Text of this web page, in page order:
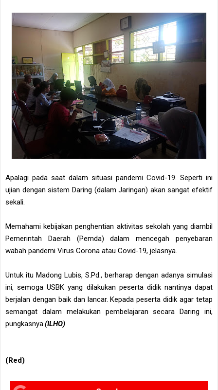
Apalagi pada saat dalam situasi pandemi Covid-19. Seperti ini
ujian dengan sistem Daring (dalam Jaringan) akan sangat efektif
sekali.
Memahami kebijakan penghentian aktivitas sekolah yang diambil
Pemerintah Daerah (Pemda) dalam mencegah penyebaran
wabah pandemi Virus Corona atau Covid-19, jelasnya.
Untuk itu Madong Lubis, S.Pd., berharap dengan adanya simulasi
ini, semoga USBK yang dilakukan peserta didik nantinya dapat
berjalan dengan baik dan lancar. Kepada peserta didik agar tetap
semangat dalam melakukan pembelajaran secara Daring ini,
pungkasnya.(ILHO)
(Red)